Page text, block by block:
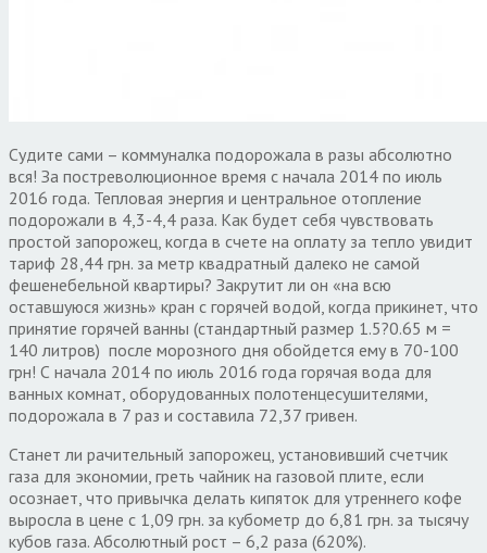
Судите сами – коммуналка подорожала в разы абсолютно
вся! За постреволюционное время с начала 2014 по июль
2016 года. Тепловая энергия и центральное отопление
подорожали в 4,3-4,4 раза. Как будет себя чувствовать
простой запорожец, когда в счете на оплату за тепло увидит
тариф 28,44 грн. за метр квадратный далеко не самой
фешенебельной квартиры? Закрутит ли он «на всю
оставшуюся жизнь» кран с горячей водой, когда прикинет, что
принятие горячей ванны (стандартный размер 1.5?0.65 м =
140 литров) после морозного дня обойдется ему в 70-100
грн! С начала 2014 по июль 2016 года горячая вода для
ванных комнат, оборудованных полотенцесушителями,
подорожала в 7 раз и составила 72,37 гривен.
Станет ли рачительный запорожец, установивший счетчик
газа для экономии, греть чайник на газовой плите, если
осознает, что привычка делать кипяток для утреннего кофе
выросла в цене с 1,09 грн. за кубометр до 6,81 грн. за тысячу
кубов газа. Абсолютный рост – 6,2 раза (620%).